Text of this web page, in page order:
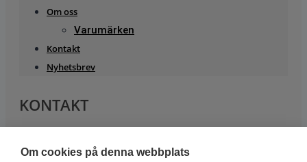
Om cookies på denna webbplats
Om oss
Varumärken
Kontakt
Nyhetsbrev
KONTAKT
Måns Brorsson